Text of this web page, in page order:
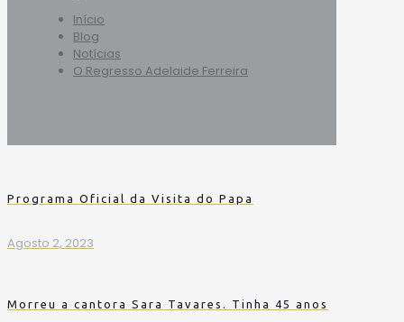
Início
Blog
Notícias
O Regresso Adelaide Ferreira
Programa Oficial da Visita do Papa
Agosto 2, 2023
Morreu a cantora Sara Tavares. Tinha 45 anos